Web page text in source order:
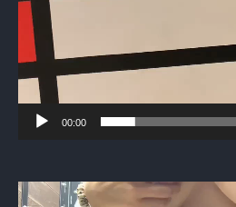
00:00
Видеоплеер